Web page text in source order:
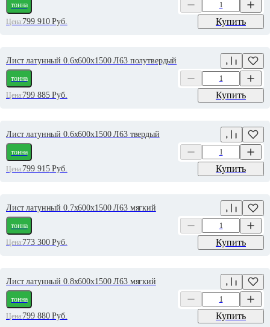
тонна
Цена:799 910Руб. Купить
Лист латунный 0.6х600х1500 Л63 полутвердый
тонна
Цена:799 885Руб. Купить
Лист латунный 0.6х600х1500 Л63 твердый
тонна
Цена:799 915Руб. Купить
Лист латунный 0.7х600х1500 Л63 мягкий
тонна
Цена:773 300Руб. Купить
Лист латунный 0.8х600х1500 Л63 мягкий
тонна
Цена:799 880Руб. Купить